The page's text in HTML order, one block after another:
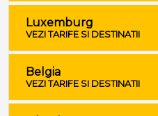
Luxemburg
VEZI TARIFE SI DESTINATII
Belgia
VEZI TARIFE SI DESTINATII